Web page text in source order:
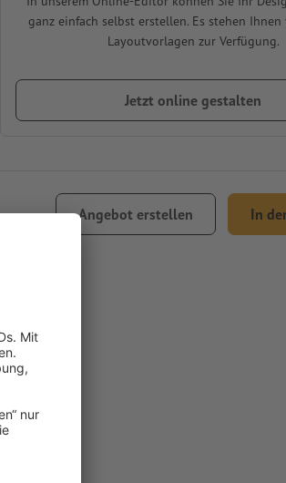
ganz einfach selbst erstellen. Es stehen Ihnen
Layoutvorlagen zur Verfügung.
Jetzt online gestalten
Angebot erstellen In